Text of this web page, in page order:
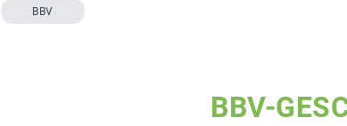
BBV
BBV-